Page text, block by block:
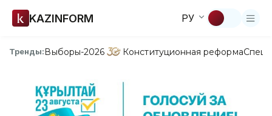
KAZINFORM РУ
Тренды:Выборы-2026 Конституционная реформа